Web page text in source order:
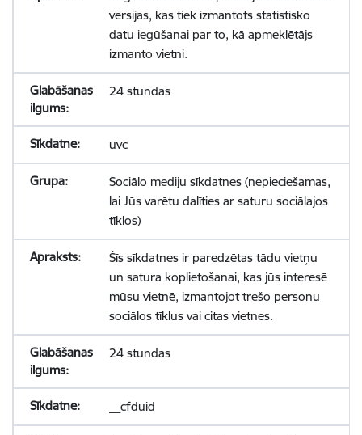
versijas, kas tiek izmantots statistisko
datu iegūšanai par to, kā apmeklētājs
izmanto vietni.
24 stundas
uvc
Sociālo mediju sīkdatnes (nepieciešamas,
lai Jūs varētu dalīties ar saturu sociālajos
tīklos)
Šīs sīkdatnes ir paredzētas tādu vietņu
un satura koplietošanai, kas jūs interesē
mūsu vietnē, izmantojot trešo personu
sociālos tīklus vai citas vietnes.
24 stundas
__cfduid